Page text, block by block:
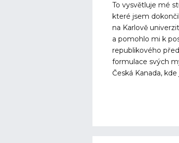
To vysvětluje mé
které jsem
na Karlově
a pomohlo mi k
republikového
formulace svých
Česká Kanada,